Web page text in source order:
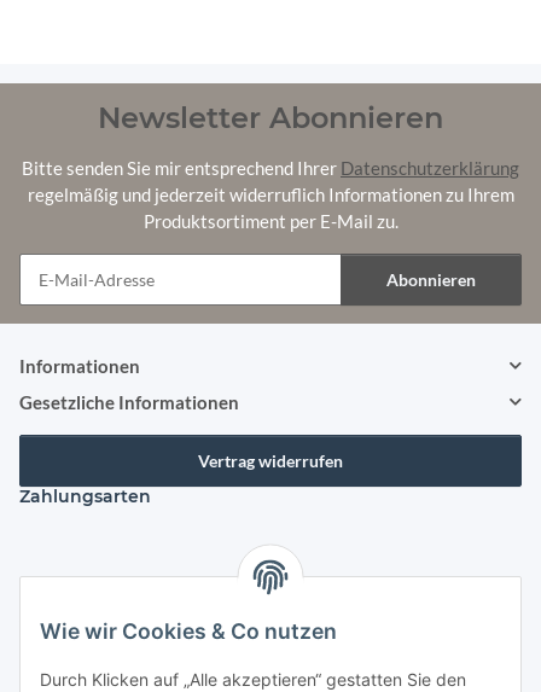
Wie wir Cookies & Co nutzen
Durch Klicken auf „Alle akzeptieren“ gestatten Sie den
Newsletter Abonnieren
Bitte senden Sie mir entsprechend Ihrer Datenschutzerklärung
regelmäßig und jederzeit widerruflich Informationen zu Ihrem
Produktsortiment per E-Mail zu.
Abonnieren
Informationen
Gesetzliche Informationen
Vertrag widerrufen
Zahlungsarten
Versandarten